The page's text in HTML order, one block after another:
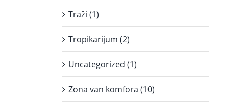
Traži (1)
Tropikarijum (2)
Uncategorized (1)
Zona van komfora (10)